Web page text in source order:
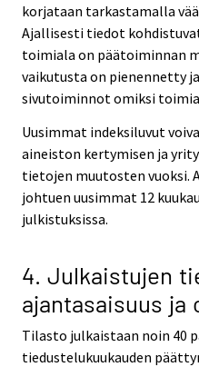
korjataan tarkastamalla
Ajallisesti tiedot
toimiala on päätoiminnan
vaikutusta on pienennetty
sivutoiminnot omiksi
Uusimmat indeksiluvut
aineiston kertymisen ja
tietojen muutosten vuoksi.
johtuen uusimmat 12
julkistuksissa.
4. Julkaistujen
ajantasaisuus ja
Tilasto julkaistaan noin 40
tiedustelukuukauden